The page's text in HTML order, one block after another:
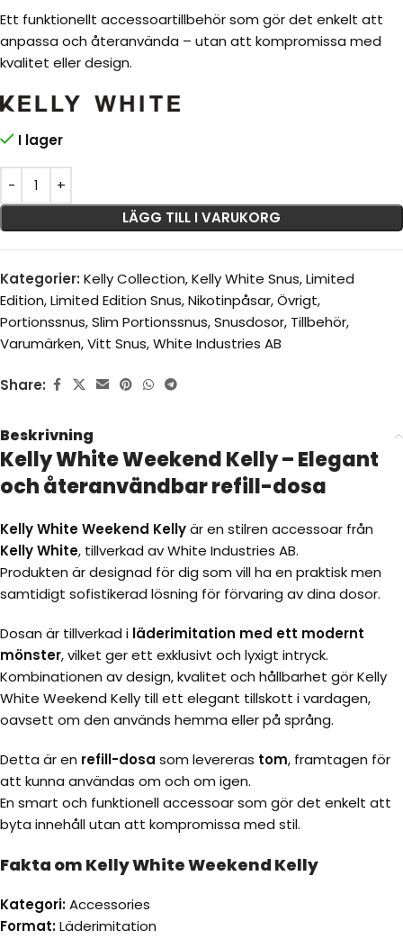
Ett funktionellt accessoartillbehör som gör det enkelt att
anpassa och återanvända – utan att kompromissa med
kvalitet eller design.
I lager
LÄGG TILL I VARUKORG
Kategorier: Kelly Collection,Kelly White Snus,Limited
Edition,Limited Edition Snus,Nikotinpåsar,Övrigt,
Portionssnus,Slim Portionssnus,Snusdosor, Tillbehör,
Varumärken,Vitt Snus,White Industries AB
Share:
Beskrivning
Kelly White Weekend Kelly – Elegant
och återanvändbar refill-dosa
Kelly White Weekend Kellyär en stilren accessoar från
Kelly White, tillverkad av White Industries AB.
Produkten är designad för dig som vill ha en praktisk men
samtidigt sofistikerad lösning för förvaring av dina dosor.
Dosan är tillverkad i läderimitation med ett modernt
mönster, vilket ger ett exklusivt och lyxigt intryck.
Kombinationen av design, kvalitet och hållbarhet gör Kelly
White Weekend Kelly till ett elegant tillskott i vardagen,
oavsett om den används hemma eller på språng.
Detta är en refill-dosa som levereras tom, framtagen för
att kunna användas om och om igen.
En smart och funktionell accessoar som gör det enkelt att
byta innehåll utan att kompromissa med stil.
Fakta om Kelly White Weekend Kelly
Kategori:Accessories
Format:Läderimitation